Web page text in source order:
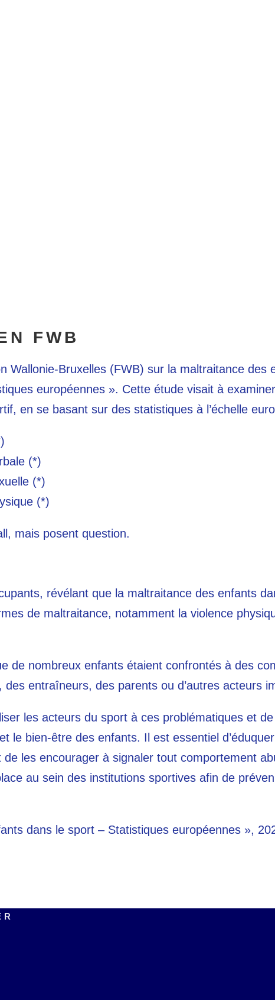
FWB
Wallonie-Bruxelles (FWB) sur la maltraitance
européennes ». Cette étude visait à
en se basant sur des statistiques à l’échelle
(*)
(*)
(*)
mais posent question.
révélant que la maltraitance des enfants
de maltraitance, notamment la violence
de nombreux enfants étaient confrontés à des
entraîneurs, des parents ou d’autres acteurs
les acteurs du sport à ces problématiques et
le bien-être des enfants. Il est essentiel
les encourager à signaler tout comportement
au sein des institutions sportives afin de
dans le sport – Statistiques européennes »,